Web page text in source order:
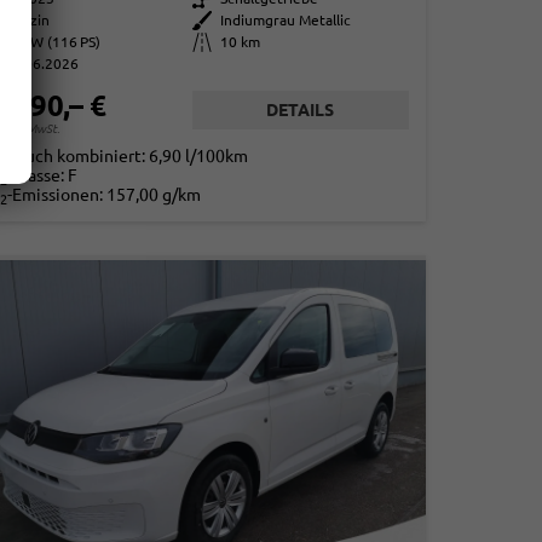
Benzin Außenfarbe
Indiumgrau Metallic
85 kW (116 PS) Kilometerstand
10 km
01.06.2026
€
19% MwSt.
DETAILS
kombiniert: 6,90 l/100km
-Klasse: F
2-Emissionen: 157,00 g/km